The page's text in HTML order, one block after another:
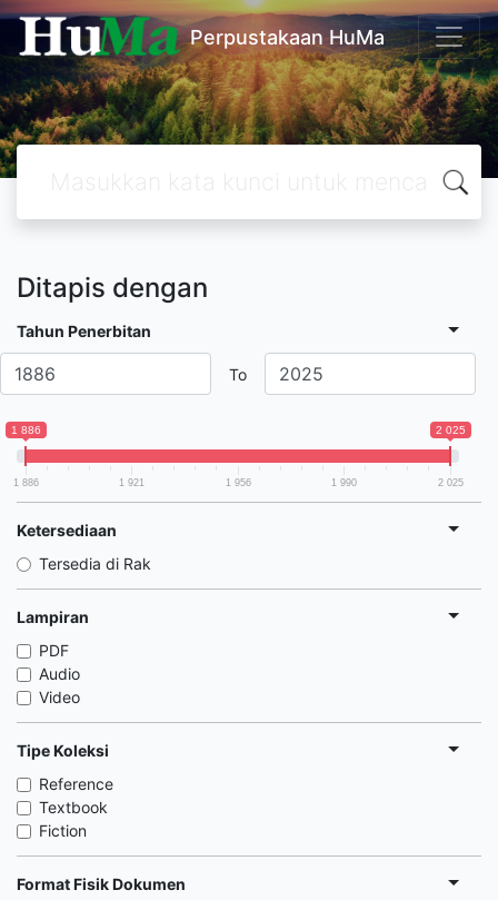
Perpustakaan HuMa
Ditapis dengan
Tahun Penerbitan
To
1 886 2 025
1 886 1 921 1 956 1 990 2 025
Ketersediaan
Tersedia di Rak
Lampiran
PDF
Audio
Video
Tipe Koleksi
Reference
Textbook
Fiction
Format Fisik Dokumen